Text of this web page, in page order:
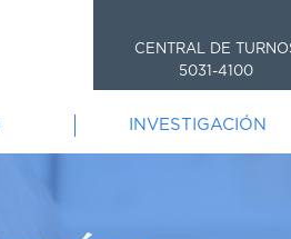
CENTRAL DE
5031-4100
INVESTIGACIÓN